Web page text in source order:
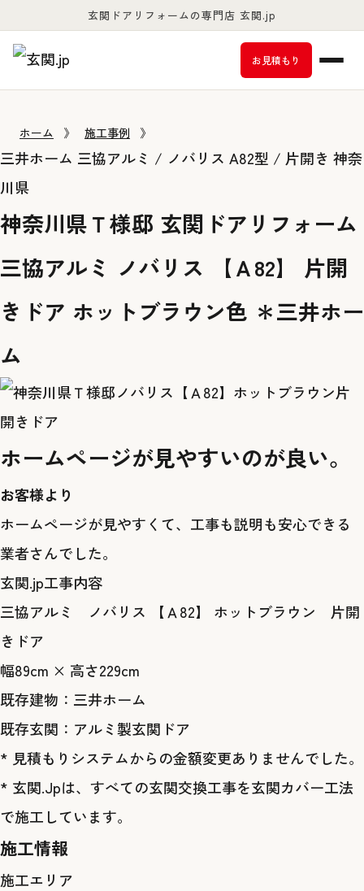
玄関ドアリフォームの専門店 玄関.jp
お見積もり
ホーム 》 施工事例 》
三井ホーム 三協アルミ / ノバリス A82型 / 片開き 神奈
川県
神奈川県Ｔ様邸 玄関ドアリフォーム
三協アルミ ノバリス 【Ａ82】 片開
きドア ホットブラウン色 ＊三井ホー
ム
ホームページが見やすいのが良い。
お客様より
ホームページが見やすくて、工事も説明も安心できる
業者さんでした。
玄関.jp工事内容
三協アルミ ノバリス 【Ａ82】 ホットブラウン 片開
きドア
幅89cm × 高さ229cm
既存建物：三井ホーム
既存玄関：アルミ製玄関ドア
* 見積もりシステムからの金額変更ありませんでした。
* 玄関.Jpは、すべての玄関交換工事を玄関カバー工法
で施工しています。
施工情報
施工エリア